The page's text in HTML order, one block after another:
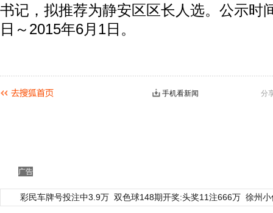
书记，拟推荐为静安区区长人选。公示时
日～2015年6月1日。
分
手机看新闻
广告
彩民车牌号投注中3.9万 双色球148期开奖:头奖11注666万 徐州